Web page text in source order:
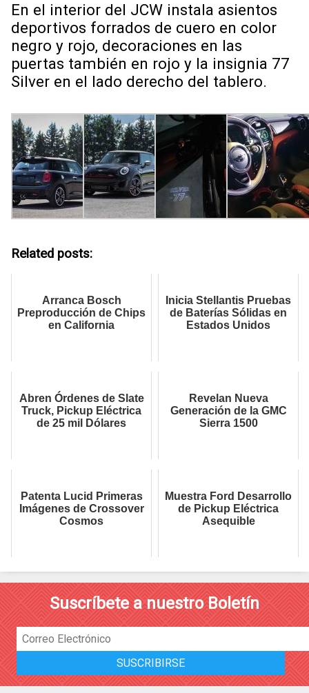
En el interior del JCW instala asientos
deportivos forrados de cuero en color
negro y rojo, decoraciones en las
puertas también en rojo y la insignia 77
Silver en el lado derecho del tablero.
Related posts:
Arranca Bosch
Preproducción de Chips
en California
Inicia Stellantis Pruebas
de Baterías Sólidas en
Estados Unidos
Abren Órdenes de Slate
Truck, Pickup Eléctrica
de 25 mil Dólares
Revelan Nueva
Generación de la GMC
Sierra 1500
Patenta Lucid Primeras
Imágenes de Crossover
Cosmos
Muestra Ford Desarrollo
de Pickup Eléctrica
Asequible
Suscríbete a nuestro Boletín